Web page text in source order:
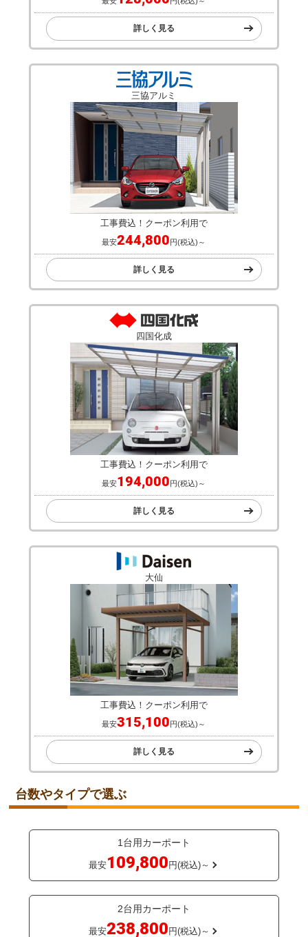
工事費込！クーポン利用で
最安 128,000円(税込)～
詳しく見る
三協アルミ
工事費込！クーポン利用で
最安244,800円(税込)～
詳しく見る
四国化成
工事費込！クーポン利用で
最安194,000円(税込)～
詳しく見る
大仙
工事費込！クーポン利用で
最安315,100円(税込)～
台数やタイプで選ぶ